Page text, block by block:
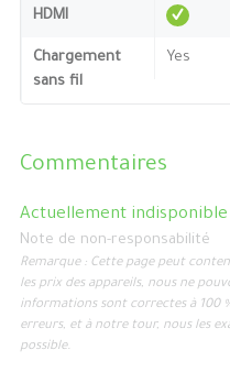
HDMI
Chargement
sans fil
Yes
Commentaires
Actuellement
Note de non-responsabilité
Remarque : Cette page peut
les prix des appareils, nous ne
informations sont correctes à 100
erreurs, et à notre tour, nous les
possible.